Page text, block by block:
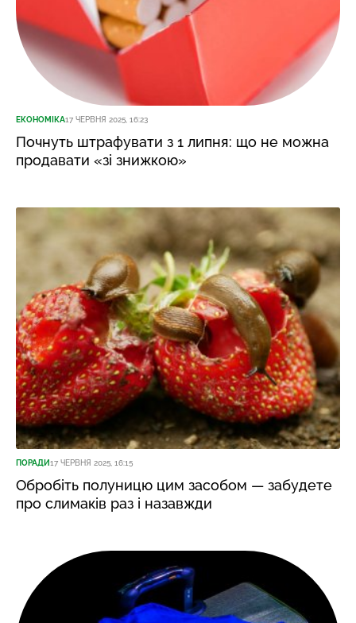
ЕКОНОМІКА17 ЧЕРВНЯ 2025, 16:23
Почнуть штрафувати з 1 липня: що не можна
продавати «зі знижкою»
ПОРАДИ17 ЧЕРВНЯ 2025, 16:15
Обробіть полуницю цим засобом — забудете
про слимаків раз і назавжди